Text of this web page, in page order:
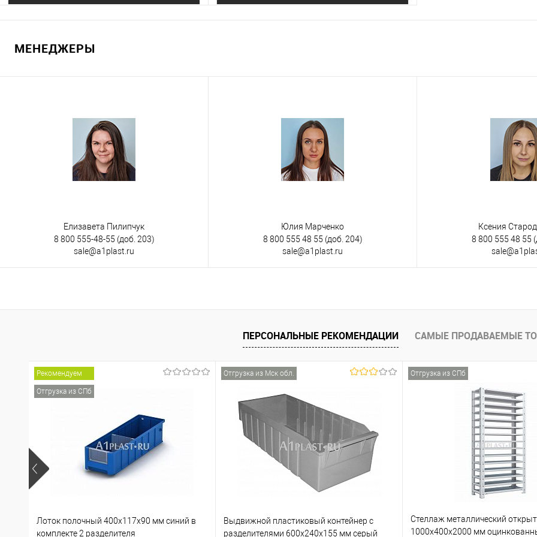
Купить в 1 клик
МЕНЕДЖЕРЫ
Елизавета Пилипчук
8 800 555-48-55(доб. 203)
sale@a1plast.ru
Юлия Марченко
8 800 555 48 55(доб. 204)
sale@a1plast.ru
Ксения
8 800 555 48 55
ПЕРСОНАЛЬНЫЕ РЕКОМЕНДАЦИИ САМЫЕ ПРОДАВАЕМЫЕ
Рекомендуем
Отгрузка из СПб
Лоток полочный 400х117х90 мм синий в
комплекте 2 разделителя
Отгрузка из Мск обл.
Выдвижной пластиковый контейнер с
разделителями 600х240х155 мм серый
Отгрузка из СПб
Стеллаж металлический
1000х400х2000 мм